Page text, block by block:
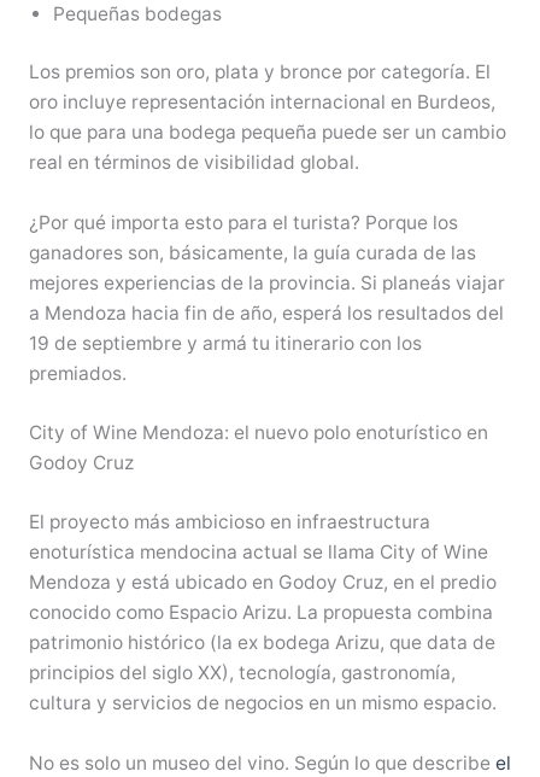
Pequeñas bodegas
Los premios son oro, plata y bronce por categoría. El
oro incluye representación internacional en Burdeos,
lo que para una bodega pequeña puede ser un cambio
real en términos de visibilidad global.
¿Por qué importa esto para el turista? Porque los
ganadores son, básicamente, la guía curada de las
mejores experiencias de la provincia. Si planeás viajar
a Mendoza hacia fin de año, esperá los resultados del
19 de septiembre y armá tu itinerario con los
premiados.
City of Wine Mendoza: el nuevo polo enoturístico en
Godoy Cruz
El proyecto más ambicioso en infraestructura
enoturística mendocina actual se llama City of Wine
Mendoza y está ubicado en Godoy Cruz, en el predio
conocido como Espacio Arizu. La propuesta combina
patrimonio histórico (la ex bodega Arizu, que data de
principios del siglo XX), tecnología, gastronomía,
cultura y servicios de negocios en un mismo espacio.
No es solo un museo del vino. Según lo que describe el